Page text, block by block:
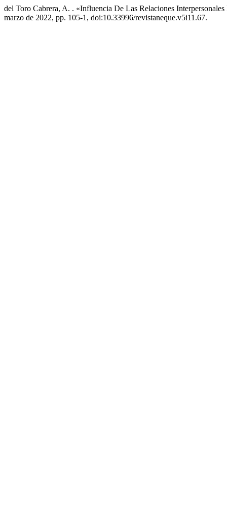
del Toro Cabrera, A. . «Influencia De Las Relaciones
marzo de 2022, pp. 105-1, doi:10.33996/revistaneque.v5i11.67.